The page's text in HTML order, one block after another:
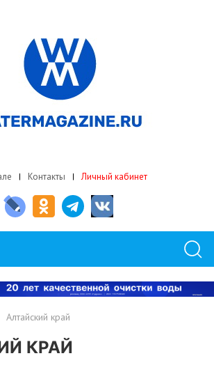
Контакты Личный кабинет
Алтайский край
КРАЙ